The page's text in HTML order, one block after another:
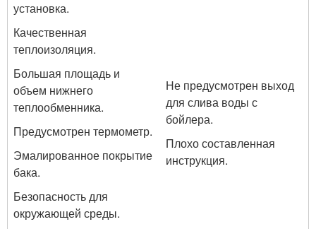
установка.
Качественная
теплоизоляция.
Большая площадь и
объем нижнего
теплообменника.
Предусмотрен термометр.
Эмалированное покрытие
бака.
Безопасность для
окружающей среды.
Не предусмотрен выход
для слива воды с
бойлера.
Плохо составленная
инструкция.